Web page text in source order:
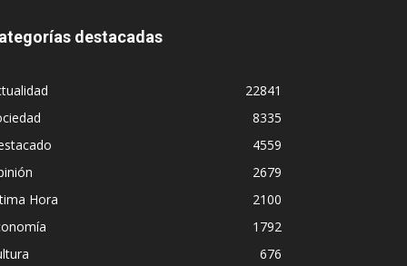
destacadas
22841
8335
4559
2679
Hora
2100
1792
676